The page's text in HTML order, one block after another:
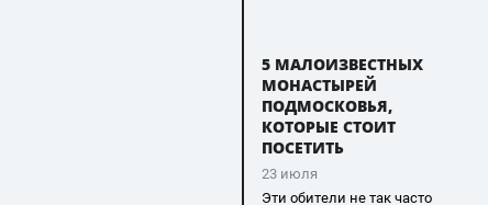
5 МАЛОИЗВЕСТНЫХ
МОНАСТЫРЕЙ
ПОДМОСКОВЬЯ,
КОТОРЫЕ СТОИТ
ПОСЕТИТЬ
23 июля
Эти обители не так часто